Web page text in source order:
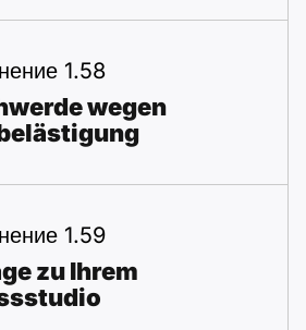
1.58
wegen
1.59
zu Ihrem